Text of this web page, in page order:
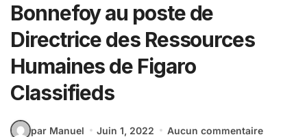
Bonnefoy au poste de
Directrice des Ressources
Humaines de Figaro
Classifieds
par Manuel Juin 1, 2022
Aucun commentaire